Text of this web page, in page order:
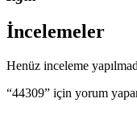
İncelemeler
Henüz inceleme
“44309” için yorum